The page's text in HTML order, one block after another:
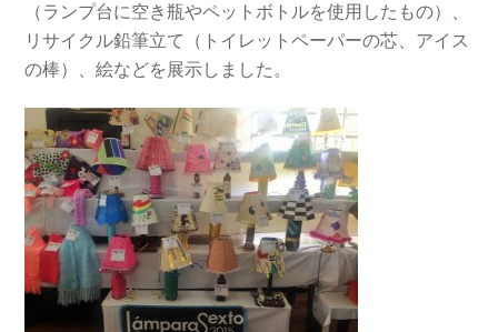
（ランプ台に空き瓶やペットボトルを使用したもの）、
リサイクル鉛筆立て（トイレットペーパーの芯、アイス
の棒）、絵などを展示しました。